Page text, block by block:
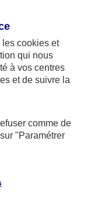
€,
les cookies et
qui nous
à vos centres
et de suivre la
comme de
"Paramétrer